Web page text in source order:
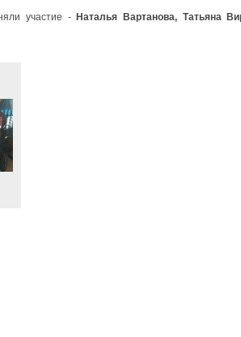
участие -Наталья Вартанова, Татьяна